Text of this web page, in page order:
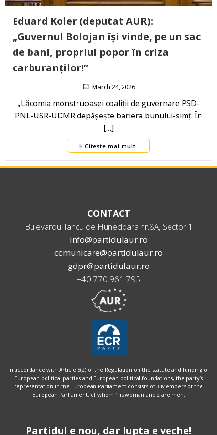
Eduard Koler (deputat AUR):
„Guvernul Bolojan își vinde, pe un sac
de bani, propriul popor în criza
carburanților!”
March 24, 2026
„Lăcomia monstruoasei coaliții de guvernare PSD-
PNL-USR-UDMR depășește bariera bunului-simț. În
[…]
Citește mai mult..
CONTACT
Bulevardul Iancu de Hunedoara nr.8A, Sector 1
info@partidulaur.ro
comunicare@partidulaur.ro
gdpr@partidulaur.ro
+40 770 961 795
In accordance with Article 5(2) of the Regulation on the statute and funding of
European political parties and European political foundations, the party’s
representation in the European Parliament consists of 3 Members of the
European Parliament, of whom 1 is woman and 2 are men.
Partidul e nou, dar lupta e veche!